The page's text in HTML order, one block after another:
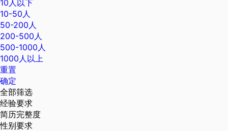
10人以下
10-50人
50-200人
200-500人
500-1000人
1000人以上
重置
确定
全部筛选
经验要求
简历完整度
性别要求